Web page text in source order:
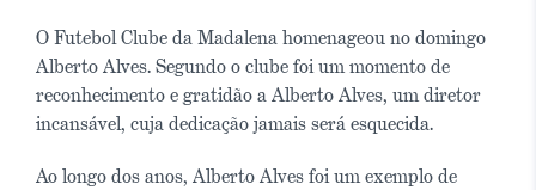
O Futebol Clube da Madalena homenageou no domingo
Alberto Alves. Segundo o clube foi um momento de
reconhecimento e gratidão a Alberto Alves, um diretor
incansável, cuja dedicação jamais será esquecida.
Ao longo dos anos, Alberto Alves foi um exemplo de